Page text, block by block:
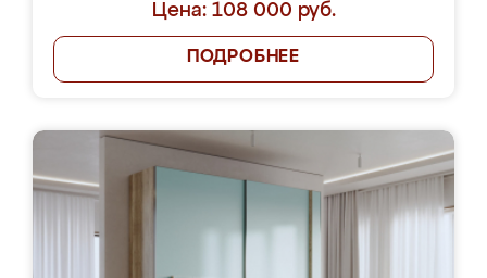
Цена: 108 000 руб.
ПОДРОБНЕЕ